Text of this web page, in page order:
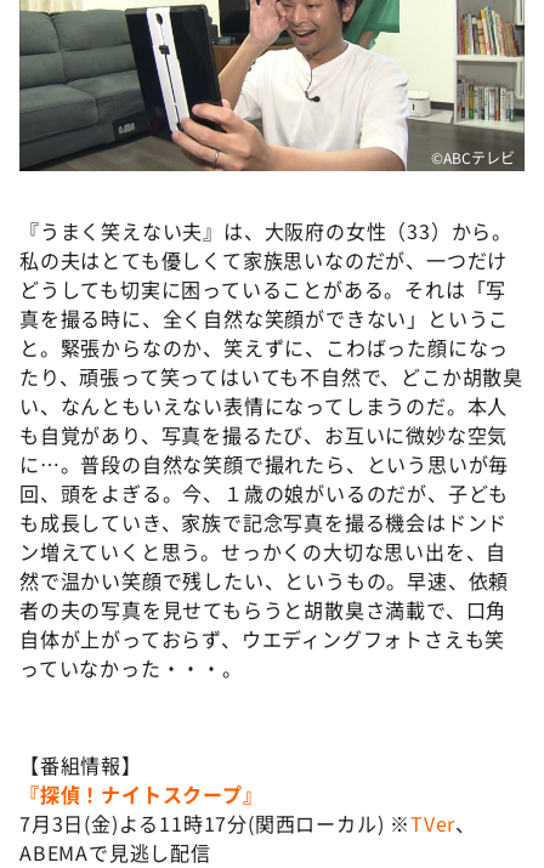
©ABCテレビ
『うまく笑えない夫』は、大阪府の女性（33）から。
私の夫はとても優しくて家族思いなのだが、一つだけ
どうしても切実に困っていることがある。それは「写
真を撮る時に、全く自然な笑顔ができない」というこ
と。緊張からなのか、笑えずに、こわばった顔になっ
たり、頑張って笑ってはいても不自然で、どこか胡散臭
い、なんともいえない表情になってしまうのだ。本人
も自覚があり、写真を撮るたび、お互いに微妙な空気
に…。普段の自然な笑顔で撮れたら、という思いが毎
回、頭をよぎる。今、１歳の娘がいるのだが、子ども
も成長していき、家族で記念写真を撮る機会はドンド
ン増えていくと思う。せっかくの大切な思い出を、自
然で温かい笑顔で残したい、というもの。早速、依頼
者の夫の写真を見せてもらうと胡散臭さ満載で、口角
自体が上がっておらず、ウエディングフォトさえも笑
っていなかった・・・。
【番組情報】
『探偵！ナイトスクープ』
7月3日(金)よる11時17分(関西ローカル) ※TVer、
ABEMAで見逃し配信